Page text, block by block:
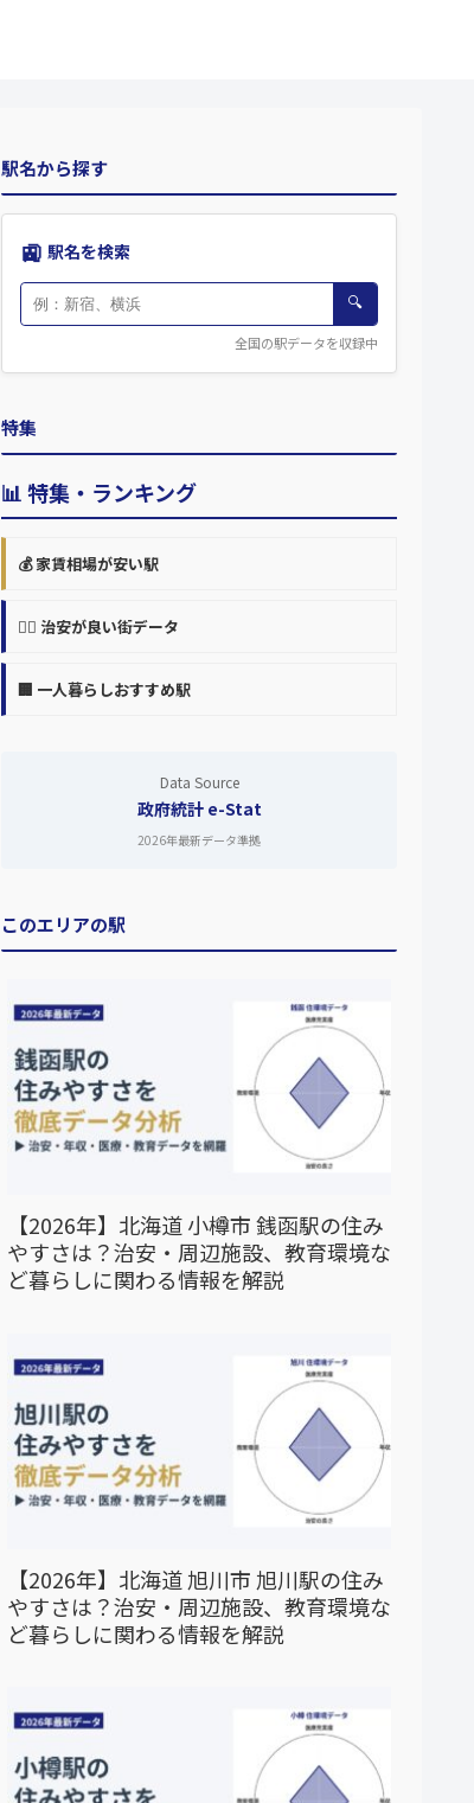
駅名から探す
🚉 駅名を検索
🔍
全国の駅データを収録中
特集
📊 特集・ランキング
💰 家賃相場が安い駅
👮‍♀️ 治安が良い街データ
🏢 一人暮らしおすすめ駅
Data Source
政府統計 e-Stat
2026年最新データ準拠
このエリアの駅
【2026年】北海道 小樽市 銭函駅の住み
やすさは？治安・周辺施設、教育環境な
ど暮らしに関わる情報を解説
【2026年】北海道 旭川市 旭川駅の住み
やすさは？治安・周辺施設、教育環境な
ど暮らしに関わる情報を解説